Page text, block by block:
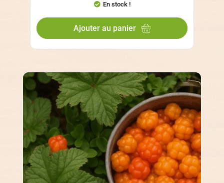
En stock !
Ajouter au panier